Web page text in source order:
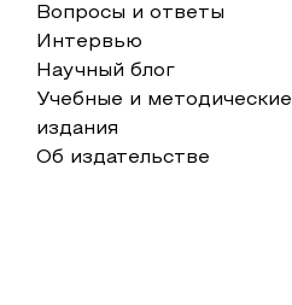
Вопросы и ответы
Интервью
Научный блог
Учебные и методические
издания
Об издательстве